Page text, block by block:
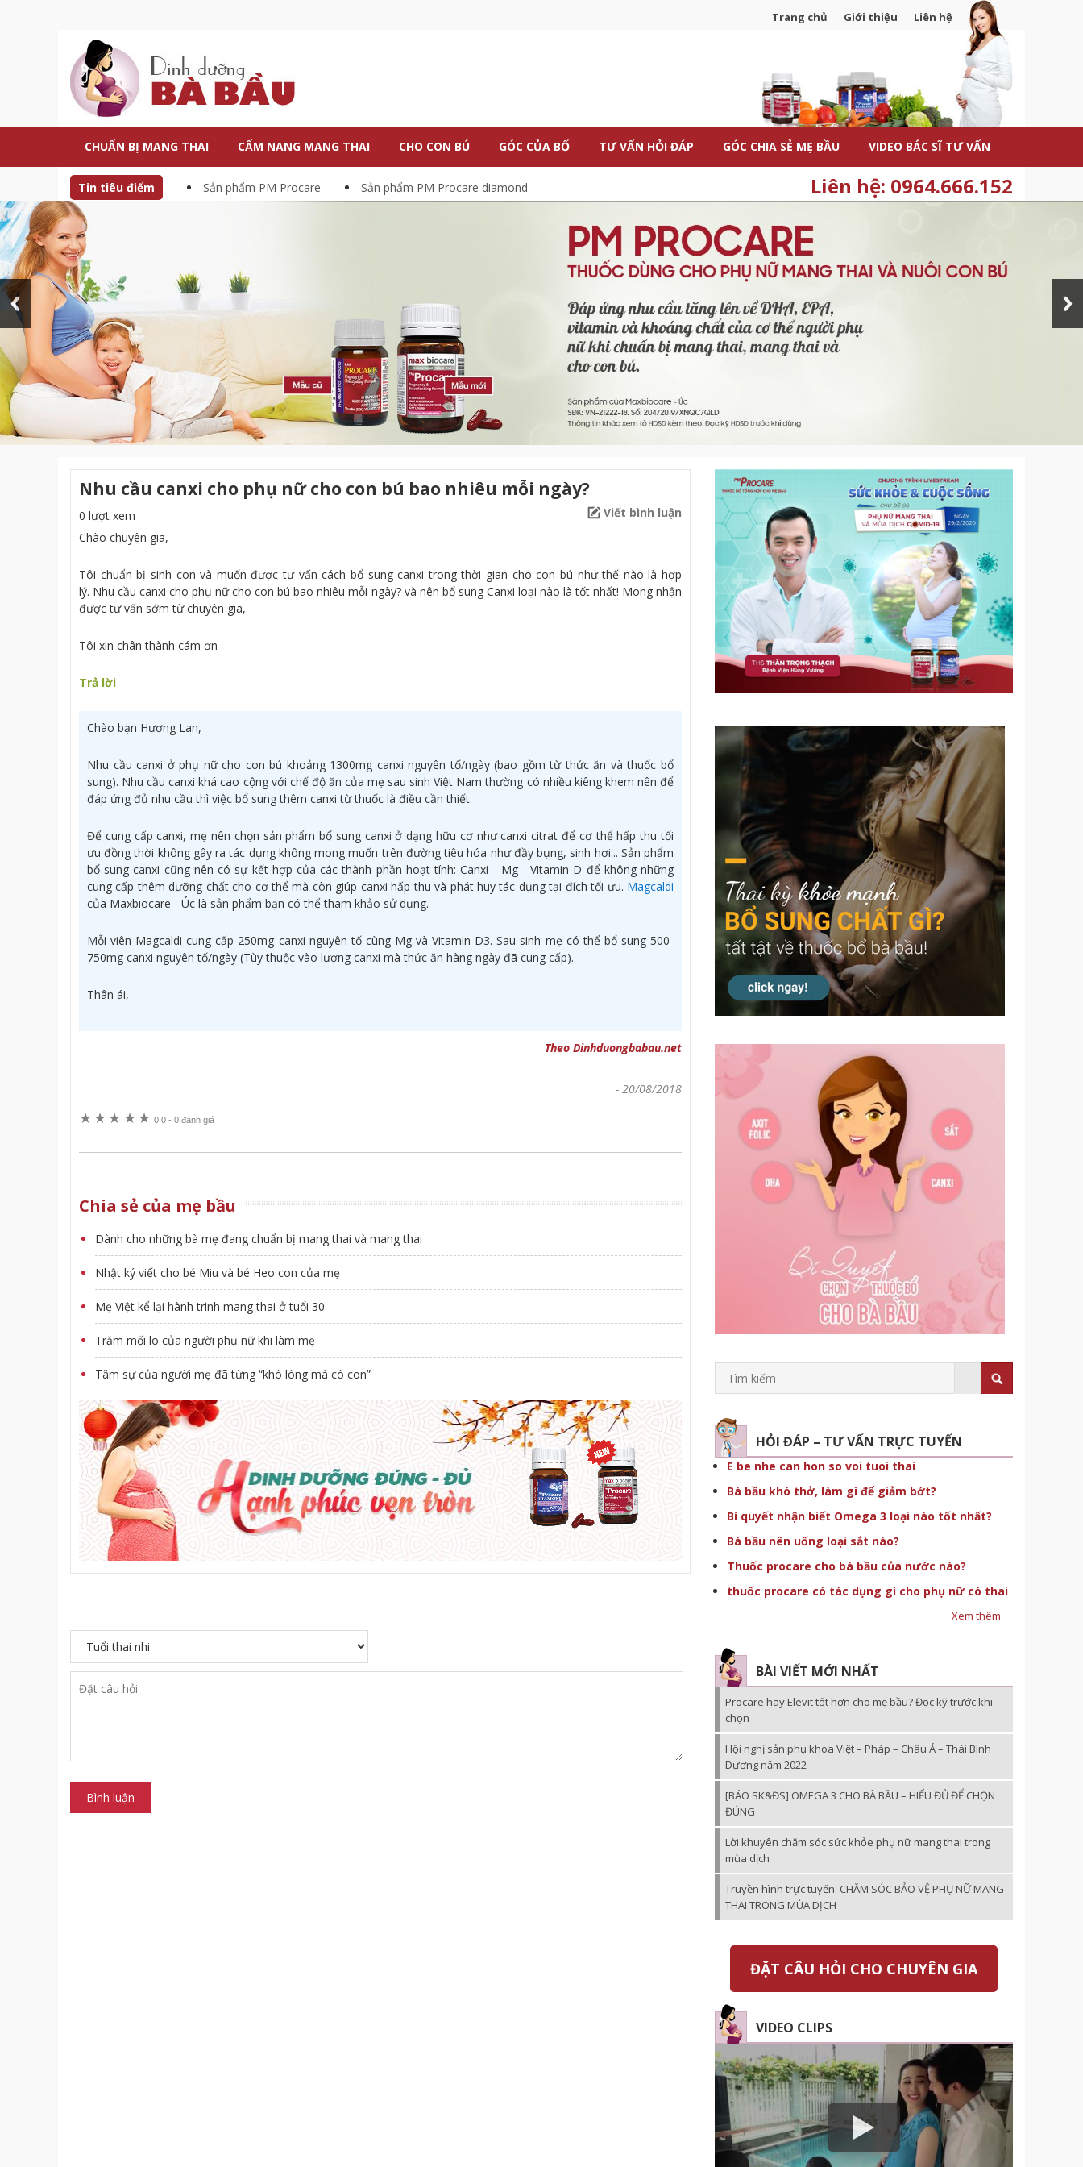
Trang chủ Giới thiệu Liên hệ
CHUẨN BỊ MANG THAI CẨM NANG MANG THAI CHO CON BÚ GÓC CỦA BỐ TƯ VẤN HỎI ĐÁP GÓC CHIA SẺ MẸ BẦU VIDEO BÁC SĨ TƯ VẤN
Tin tiêu điểm Sản phẩm PM Procare Sản phẩm PM Procare diamond Liên hệ: 0964.666.152
Nhu cầu canxi cho phụ nữ cho con bú bao nhiêu mỗi ngày?
0 lượt xem
Viết bình luận
Chào chuyên gia,
Tôi chuẩn bị sinh con và muốn được tư vấn cách bổ sung canxi trong thời gian cho con bú như thế nào là hợp
lý. Nhu cầu canxi cho phụ nữ cho con bú bao nhiêu mỗi ngày? và nên bổ sung Canxi loại nào là tốt nhất! Mong nhận
được tư vấn sớm từ chuyên gia,
Tôi xin chân thành cám ơn
Trả lời
Chào bạn Hương Lan,
Nhu cầu canxi ở phụ nữ cho con bú khoảng 1300mg canxi nguyên tố/ngày (bao gồm từ thức ăn và thuốc bổ
sung). Nhu cầu canxi khá cao cộng với chế độ ăn của mẹ sau sinh Việt Nam thường có nhiều kiêng khem nên để
đáp ứng đủ nhu cầu thì việc bổ sung thêm canxi từ thuốc là điều cần thiết.
Để cung cấp canxi, mẹ nên chọn sản phẩm bổ sung canxi ở dạng hữu cơ như canxi citrat để cơ thể hấp thu tối
ưu đồng thời không gây ra tác dụng không mong muốn trên đường tiêu hóa như đầy bụng, sinh hơi... Sản phẩm
bổ sung canxi cũng nên có sự kết hợp của các thành phần hoạt tính: Canxi - Mg - Vitamin D để không những
cung cấp thêm dưỡng chất cho cơ thể mà còn giúp canxi hấp thu và phát huy tác dụng tại đích tối ưu. Magcaldi
của Maxbiocare - Úc là sản phẩm bạn có thể tham khảo sử dụng.
Mỗi viên Magcaldi cung cấp 250mg canxi nguyên tố cùng Mg và Vitamin D3. Sau sinh mẹ có thể bổ sung 500-
750mg canxi nguyên tố/ngày (Tùy thuộc vào lượng canxi mà thức ăn hàng ngày đã cung cấp).
Thân ái,
Theo Dinhduongbabau.net
- 20/08/2018
★★★ ★★ 0.0 -0 đánh giá
Chia sẻ của mẹ bầu
Dành cho những bà mẹ đang chuẩn bị mang thai và mang thai
Nhật ký viết cho bé Miu và bé Heo con của mẹ
Mẹ Việt kể lại hành trình mang thai ở tuổi 30
Trăm mối lo của người phụ nữ khi làm mẹ
Tâm sự của người mẹ đã từng “khó lòng mà có con”
HỎI ĐÁP – TƯ VẤN TRỰC TUYẾN
E be nhe can hon so voi tuoi thai
Bà bầu khó thở, làm gì để giảm bớt?
Bí quyết nhận biết Omega 3 loại nào tốt nhất?
Bà bầu nên uống loại sắt nào?
Thuốc procare cho bà bầu của nước nào?
thuốc procare có tác dụng gì cho phụ nữ có thai
Xem thêm
BÀI VIẾT MỚI NHẤT
Procare hay Elevit tốt hơn cho mẹ bầu? Đọc kỹ trước khi
chọn
Hội nghị sản phụ khoa Việt – Pháp – Châu Á – Thái Bình
Dương năm 2022
[BÁO SK&ĐS] OMEGA 3 CHO BÀ BẦU – HIỂU ĐỦ ĐỂ CHỌN
ĐÚNG
Lời khuyên chăm sóc sức khỏe phụ nữ mang thai trong
mùa dịch
Truyền hình trực tuyến: CHĂM SÓC BẢO VỆ PHỤ NỮ MANG
THAI TRONG MÙA DỊCH
ĐẶT CÂU HỎI CHO CHUYÊN GIA
VIDEO CLIPS